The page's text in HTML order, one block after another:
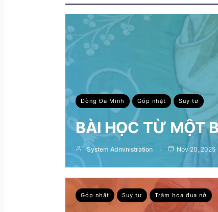
Dòng Đa Minh Góp nhặt Suy tư
BÀI HỌC TỪ MỘT
System Administration Nov 20, 2025
Góp nhặt Suy tư Trăm hoa đua nở